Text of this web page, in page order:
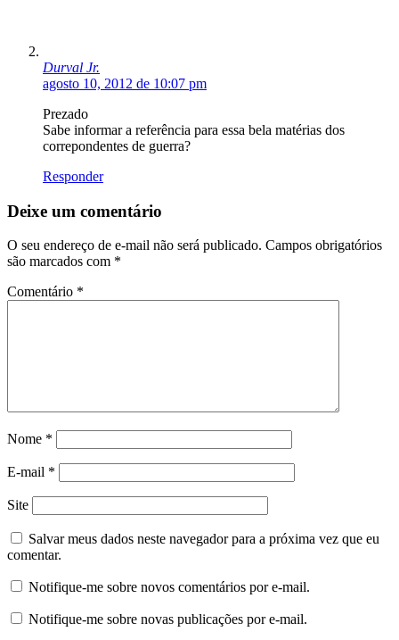
Durval Jr.
agosto 10, 2012 de 10:07 pm
Prezado
Sabe informar a referência para essa bela matérias dos
correpondentes de guerra?
Responder
Deixe um comentário
O seu endereço de e-mail não será publicado. Campos obrigatórios
são marcados com *
Comentário *
Nome *
E-mail *
Site
Salvar meus dados neste navegador para a próxima vez que eu
comentar.
Notifique-me sobre novos comentários por e-mail.
Notifique-me sobre novas publicações por e-mail.